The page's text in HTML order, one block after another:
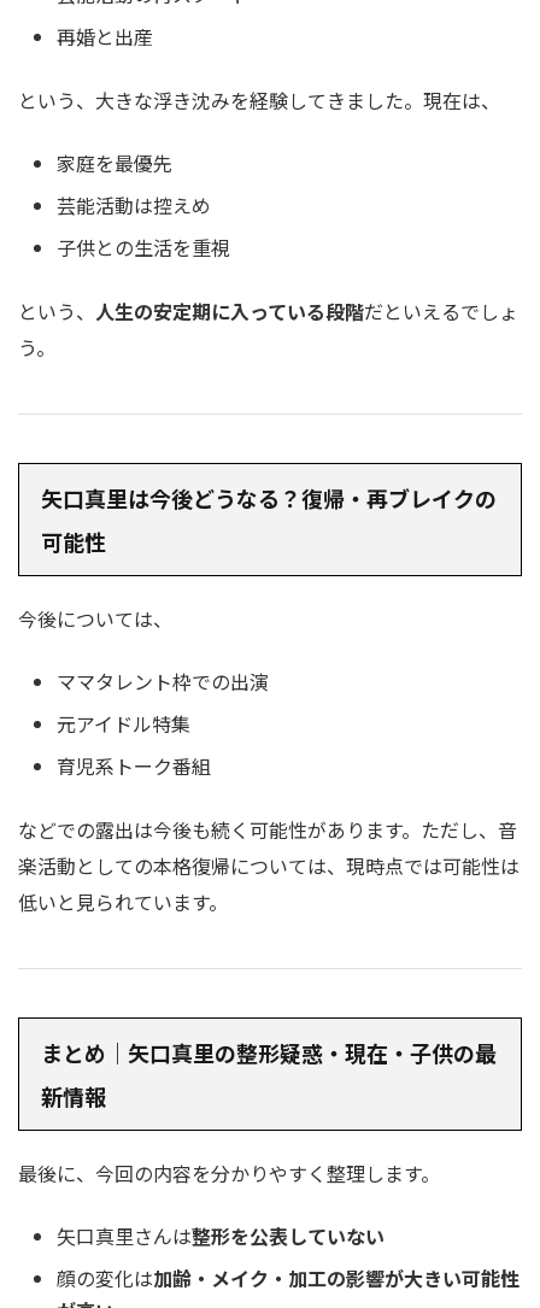
再婚と出産
という、大きな浮き沈みを経験してきました。現在は、
家庭を最優先
芸能活動は控えめ
子供との生活を重視
という、 人生の安定期に入っている段階だといえるでしょ
う。
矢口真里は今後どうなる？復帰・再ブレイクの
可能性
今後については、
ママタレント枠での出演
元アイドル特集
育児系トーク番組
などでの露出は今後も続く可能性があります。ただし、音
楽活動としての本格復帰については、現時点では可能性は
低いと見られています。
まとめ｜矢口真里の整形疑惑・現在・子供の最
新情報
最後に、今回の内容を分かりやすく整理します。
矢口真里さんは整形を公表していない
顔の変化は加齢・メイク・加工の影響が大きい可能性